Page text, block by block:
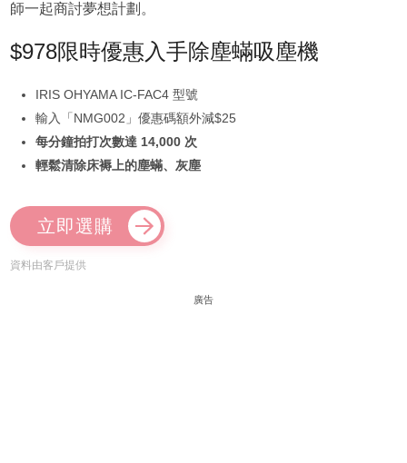
師一起商討夢想計劃。
$978限時優惠入手除塵蟎吸塵機
IRIS OHYAMA IC-FAC4 型號
輸入「NMG002」優惠碼額外減$25
每分鐘拍打次數達 14,000 次
輕鬆清除床褥上的塵蟎、灰塵
立即選購
資料由客戶提供
廣告